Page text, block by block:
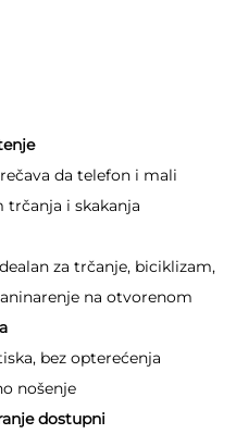
da telefon i mali
i skakanja
za trčanje, biciklizam,
na otvorenom
bez opterećenja
nošenje
dostupni